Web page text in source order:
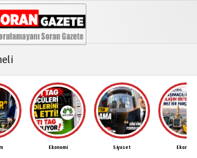
Video
Galeri
Künye
İletişim
Çerez
Ekonomi Siyaset Ekonomi